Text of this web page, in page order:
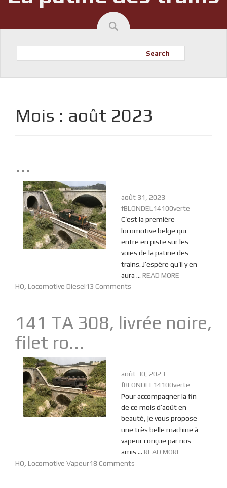
Search
Mois : août 2023
...
août 31, 2023
fBLONDEL14100verte
C’est la première
locomotive belge qui
entre en piste sur les
voies de la patine des
trains. J’espère qu’il y en
aura ... READ MORE
HO Locomotive Diesel13 Comments
141 TA 308, livrée noire,
filet ro...
août 30, 2023
fBLONDEL14100verte
Pour accompagner la fin
de ce mois d’août en
beauté, je vous propose
une très belle machine à
vapeur conçue par nos
amis ... READ MORE
HO Locomotive Vapeur18 Comments